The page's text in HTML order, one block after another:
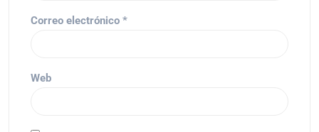
Correo electrónico *
Web